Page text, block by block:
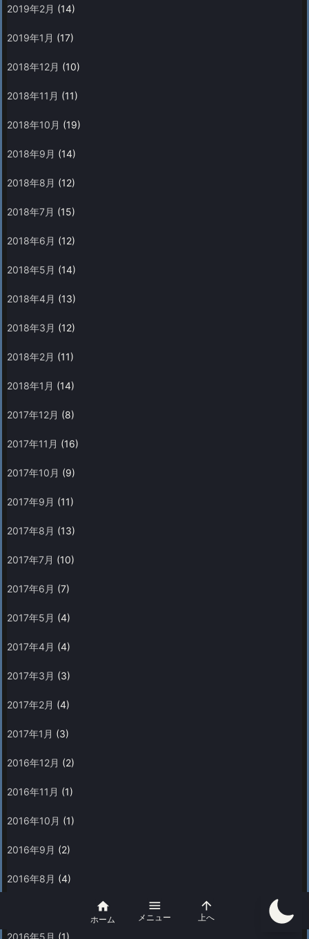
2019年2月 (14)
2019年1月 (17)
2018年12月 (10)
2018年11月 (11)
2018年10月 (19)
2018年9月 (14)
2018年8月 (12)
2018年7月 (15)
2018年6月 (12)
2018年5月 (14)
2018年4月 (13)
2018年3月 (12)
2018年2月 (11)
2018年1月 (14)
2017年12月 (8)
2017年11月 (16)
2017年10月 (9)
2017年9月 (11)
2017年8月 (13)
2017年7月 (10)
2017年6月 (7)
2017年5月 (4)
2017年4月 (4)
2017年3月 (3)
2017年2月 (4)
2017年1月 (3)
2016年12月 (2)
2016年11月 (1)
2016年10月 (1)
2016年9月 (2)
2016年8月 (4)

ホーム

メニュー

上へ